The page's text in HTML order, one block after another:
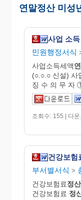
연말정산 미성
사업 소
민원행정서식
사업소득세액
(○.○.○ 신설) 사
징 수 의 무 자
조회수: 155 | 다
건강보험
부서별서식 >
건강보험료정산
건강보험료 정